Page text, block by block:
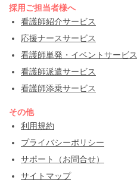
採用ご担当者様へ
看護師紹介サービス
応援ナースサービス
看護師単発・イベントサービス
看護師派遣サービス
看護師添乗サービス
その他
利用規約
プライバシーポリシー
サポート（お問合せ）
サイトマップ